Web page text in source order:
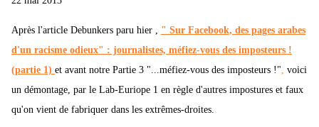
Après l'article Debunkers paru hier , " Sur Facebook, des pages arabes
d'un racisme odieux" : journalistes, méfiez-vous des imposteurs !
(partie 1) et avant notre Partie 3 "...méfiez-vous des imposteurs !", voici
un démontage, par le Lab-Euriope 1 en règle d'autres impostures et faux
qu'on vient de fabriquer dans les extrêmes-droites.